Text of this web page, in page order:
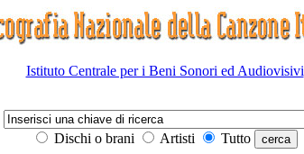
Istituto Centrale per i Beni Sonori ed Audiovisivi
Dischi o brani
Artisti Tutto